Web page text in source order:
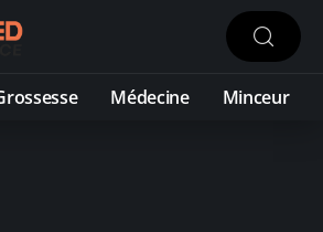
Médecine Minceur